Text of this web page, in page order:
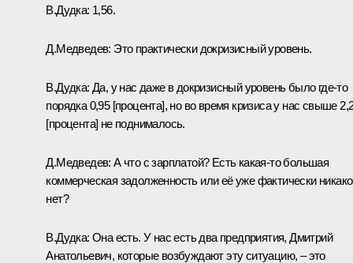
В.Дудка: 1,56.
Д.Медведев: Это практически докризисный уровень.
В.Дудка: Да, у нас даже в докризисный уровень было где‑то
порядка 0,95 [процента], но во время кризиса у нас свыше
[процента] не поднималось.
Д.Медведев: А что с зарплатой? Есть какая‑то большая
коммерческая задолженность или её уже фактически
нет?
В.Дудка: Она есть. У нас есть два предприятия, Дмитрий
Анатольевич, которые возбуждают эту ситуацию, – это